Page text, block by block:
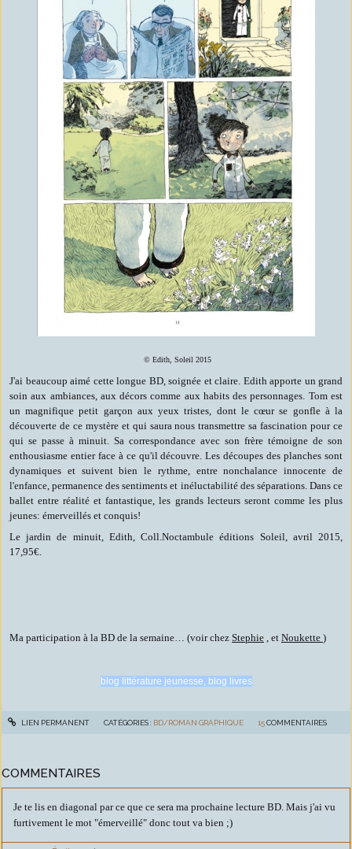
© Edith, Soleil 2015
J'ai beaucoup aimé cette longue BD, soignée et claire. Edith apporte un grand
soin aux ambiances, aux décors comme aux habits des personnages. Tom est
un magnifique petit garçon aux yeux tristes, dont le cœur se gonfle à la
découverte de ce mystère et qui saura nous transmettre sa fascination pour ce
qui se passe à minuit. Sa correspondance avec son frère témoigne de son
enthousiasme entier face à ce qu'il découvre. Les découpes des planches sont
dynamiques et suivent bien le rythme, entre nonchalance innocente de
l'enfance, permanence des sentiments et inéluctabilité des séparations. Dans ce
ballet entre réalité et fantastique, les grands lecteurs seront comme les plus
jeunes: émerveillés et conquis!
Le jardin de minuit, Edith, Coll.Noctambule éditions Soleil, avril 2015,
17,95€.
Ma participation à la BD de la semaine… (voir chez Stephie , et Noukette )
blog littérature jeunesse, blog livres
LIEN PERMANENT CATÉGORIES : BD/ROMAN GRAPHIQUE 15COMMENTAIRES
COMMENTAIRES
Je te lis en diagonal par ce que ce sera ma prochaine lecture BD. Mais j'ai vu
furtivement le mot "émerveillé" donc tout va bien ;)